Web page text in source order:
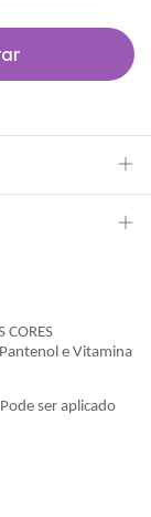
CORES
e Vitamina
ser aplicado